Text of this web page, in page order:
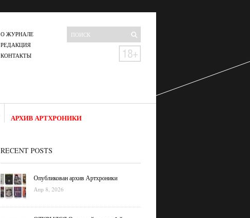
О ЖУРНАЛЕ
РЕДАКЦИЯ
КОНТАКТЫ
АРХИВ АРТХРОНИКИ
RECENT POSTS
Опубликован архив Артхроники
Апр 8, 2026